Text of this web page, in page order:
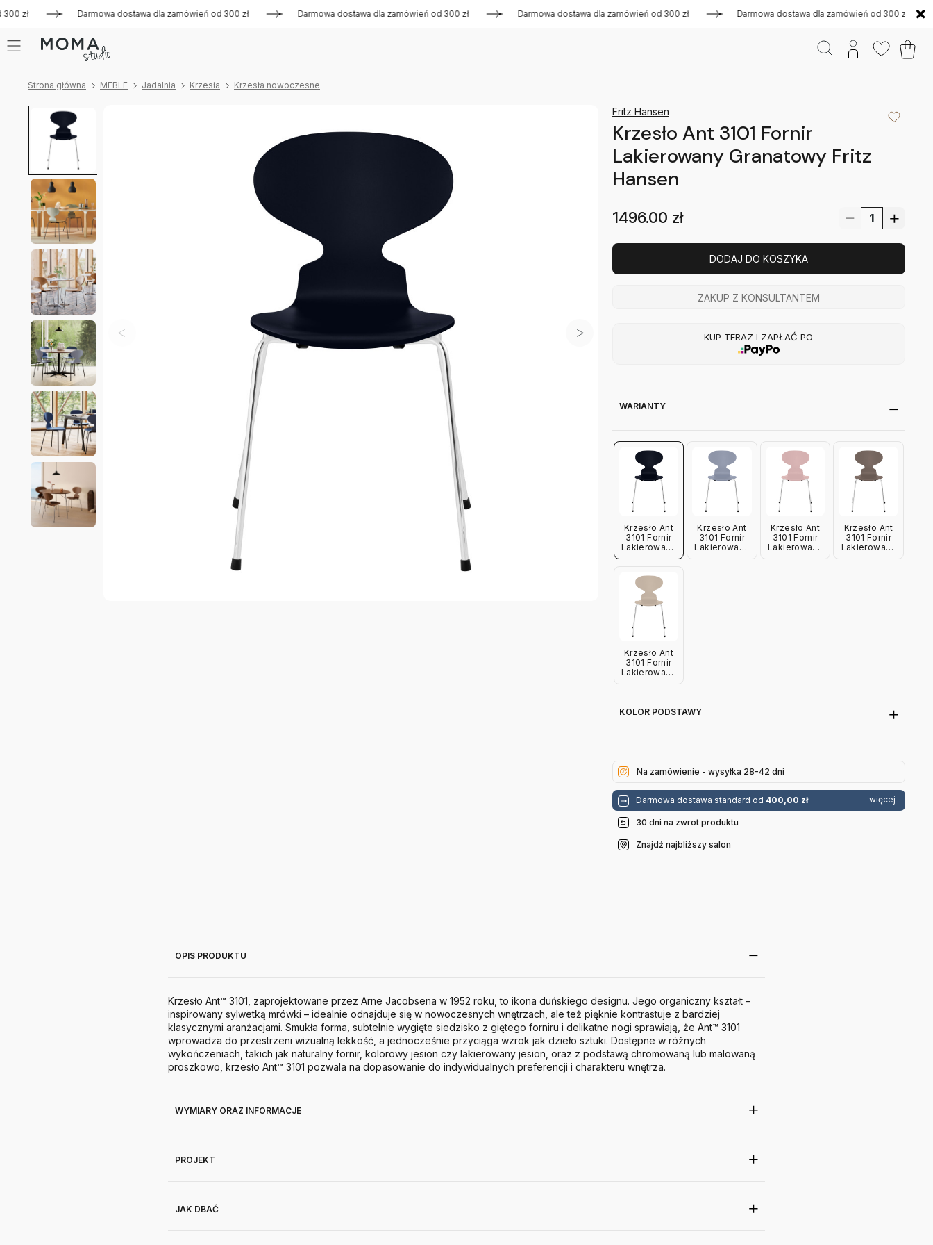
zł Darmowa dostawa dla zamówień od 300 zł Darmowa dostawa dla zamówień od 300 zł Darmowa dostawa dla zamówień od 300 zł Darmowa dostawa dla zamówień od 300 zł
Strona główna MEBLE Jadalnia Krzesła Krzesła nowoczesne
Fritz Hansen
Krzesło Ant 3101 Fornir
Lakierowany Granatowy Fritz
Hansen
1496.00 zł
DODAJ DO KOSZYKA
ZAKUP Z KONSULTANTEM
KUP TERAZ I ZAPŁAĆ PO
WARIANTY
Krzesło Ant
3101 Fornir
Lakierowany
Granatowy
Krzesło Ant
3101 Fornir
Lakierowany
Krzesło Ant
3101 Fornir
Lakierowany
Krzesło Ant
3101 Fornir
Lakierowany
Krzesło Ant
3101 Fornir
Lakierowany
KOLOR PODSTAWY
Na zamówienie - wysyłka 28-42 dni
Darmowa dostawa standard od 400,00 zł więcej
30 dni na zwrot produktu
Znajdź najbliższy salon
OPIS PRODUKTU
Krzesło Ant™ 3101, zaprojektowane przez Arne Jacobsena w 1952 roku, to ikona duńskiego designu. Jego organiczny kształt –
inspirowany sylwetką mrówki – idealnie odnajduje się w nowoczesnych wnętrzach, ale też pięknie kontrastuje z bardziej
klasycznymi aranżacjami. Smukła forma, subtelnie wygięte siedzisko z giętego forniru i delikatne nogi sprawiają, że Ant™ 3101
wprowadza do przestrzeni wizualną lekkość, a jednocześnie przyciąga wzrok jak dzieło sztuki. Dostępne w różnych
wykończeniach, takich jak naturalny fornir, kolorowy jesion czy lakierowany jesion, oraz z podstawą chromowaną lub malowaną
proszkowo, krzesło Ant™ 3101 pozwala na dopasowanie do indywidualnych preferencji i charakteru wnętrza.
WYMIARY ORAZ INFORMACJE
PROJEKT
JAK DBAĆ